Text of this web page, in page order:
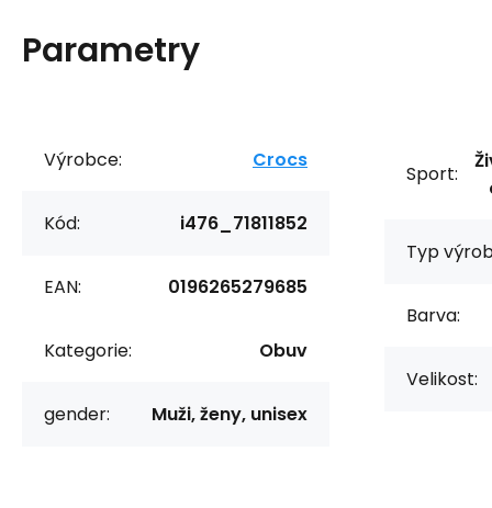
Parametry
Výrobce: Crocs
Kód: i476_71811852
EAN: 0196265279685
Kategorie: Obuv
gender: Muži, ženy, unisex
Sport:
Typ
Barva:
Velikost: